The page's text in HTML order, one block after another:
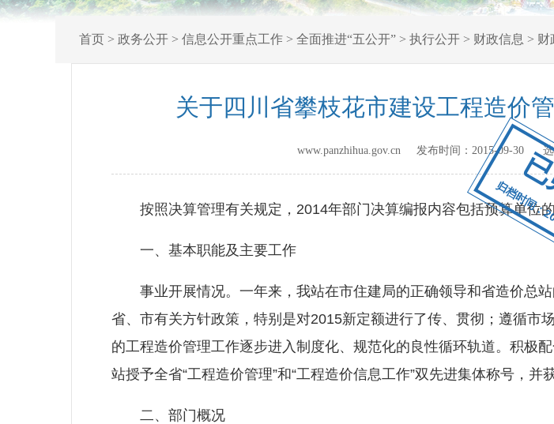
归档时间
首页> 政务公开> 信息公开重点工作> 全面推进“五公开”> 执行公开> 财政信息 > 财
关于四川省攀枝花市建设工程造价
www.panzhihua.gov.cn 发布时间： 2015-09-30 选
按照决算管理有关规定，2014年部门决算编报内容包括预算单位的
一、基本职能及主要工作
事业开展情况。一年来，我站在市住建局的正确领导和省造价总站
省、市有关方针政策，特别是对2015新定额进行了传、贯彻；遵循市
的工程造价管理工作逐步进入制度化、规范化的良性循环轨道。积极
站授予全省“工程造价管理”和“工程造价信息工作”双先进集体称号，并
二、部门概况